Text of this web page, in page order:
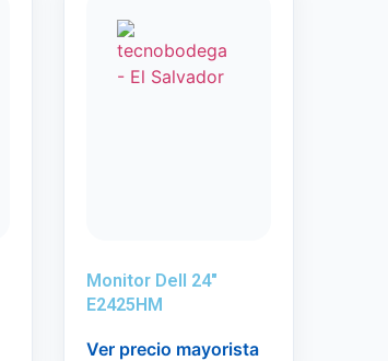
Monitor Dell 24″
E2425HM
Ver precio mayorista